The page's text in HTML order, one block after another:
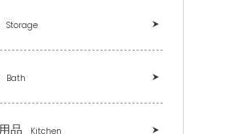
Storage
Bath
品 Kitchen